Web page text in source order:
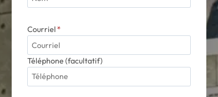
Courriel *
Téléphone (facultatif)